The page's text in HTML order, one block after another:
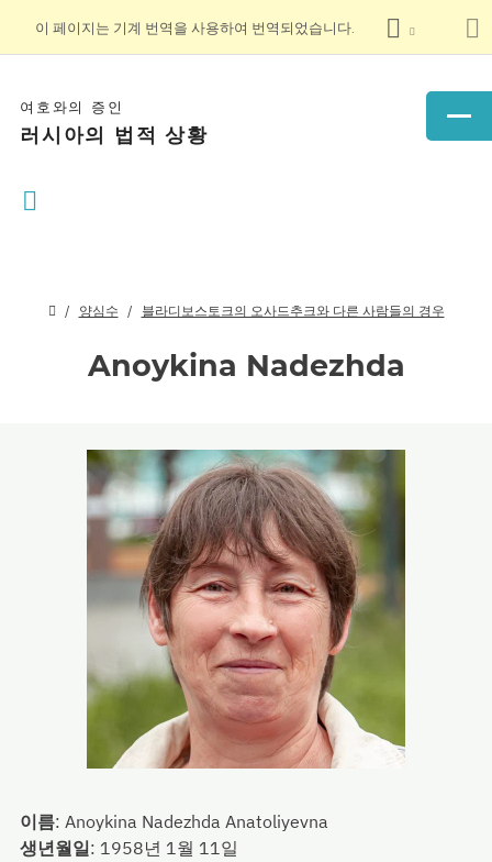
이 페이지는 기계 번역을 사용하여 번역되었습니다.
여호와의 증인
러시아의 법적 상황
양심수 블라디보스토크의 오사드추크와 다른 사람들의 경우
Anoykina Nadezhda
이름: Anoykina Nadezhda Anatoliyevna
생년월일: 1958년 1월 11일